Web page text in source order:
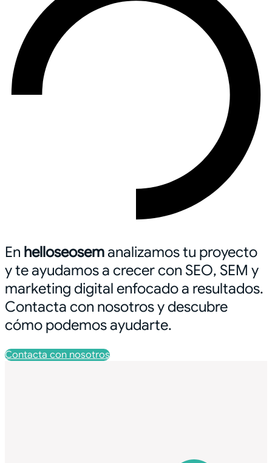
En helloseosemanalizamos tu proyecto
y te ayudamos a crecer con SEO, SEM y
marketing digital enfocado a resultados.
Contacta con nosotros y descubre
cómo podemos ayudarte.
Contacta con nosotros